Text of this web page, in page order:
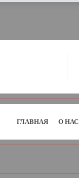
ГЛАВНАЯ О НАС